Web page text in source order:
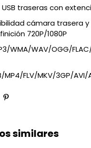
USB traseras con
cámara trasera y
720P/1080P
WMA/WAV/OGG/
MP4/FLV/MKV/3GP/AVI/
similares